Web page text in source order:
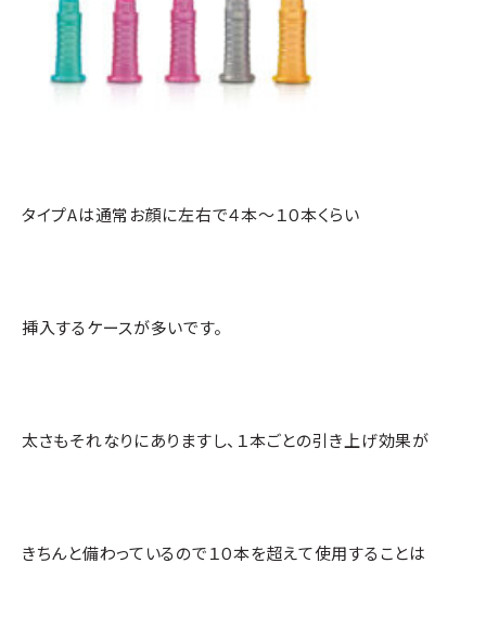
タイプAは通常お顔に左右で４本～１０本くらい
挿入するケースが多いです。
太さもそれなりにありますし、１本ごとの引き上げ効果が
きちんと備わっているので１０本を超えて使用することは